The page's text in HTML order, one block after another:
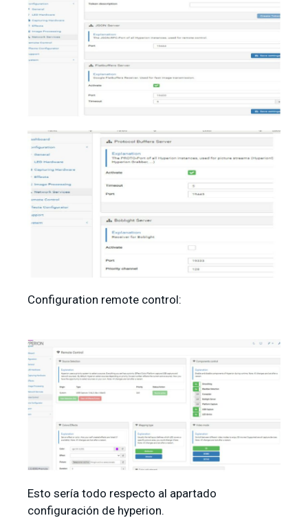
Configuration remote control:
Esto sería todo respecto al apartado
configuración de hyperion.